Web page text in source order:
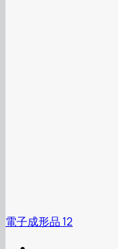
電子成形品 12